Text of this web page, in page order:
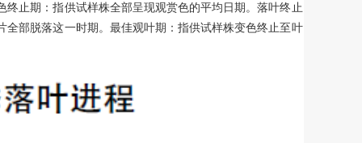
止期：指供试样株全部呈现观赏色的平均日期。落叶终止
部脱落这一时期。最佳观叶期：指供试样株变色终止至叶